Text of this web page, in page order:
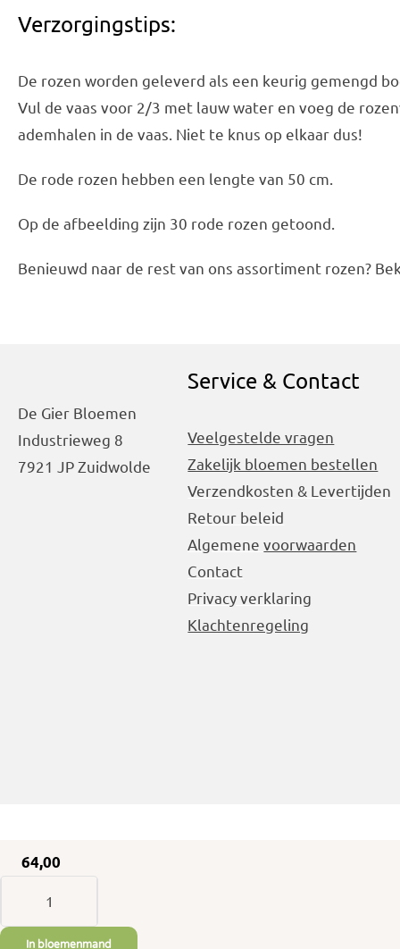
Verzorgingstips:
De rozen worden geleverd als een keurig gemengd
Vul de vaas voor 2/3 met lauw water en voeg de
ademhalen in de vaas. Niet te knus op elkaar dus!
De rode rozen hebben een lengte van 50 cm.
Op de afbeelding zijn 30 rode rozen getoond.
Benieuwd naar de rest van ons assortiment rozen?
De Gier Bloemen
Industrieweg 8
7921 JP Zuidwolde
Service & Contact
Veelgestelde vragen
Zakelijk bloemen bestellen
Verzendkosten & Levertijden
Retour beleid
Algemenevoorwaarden
Contact
Privacy verklaring
Klachtenregeling
64,00
70
Rode
In bloemenmand